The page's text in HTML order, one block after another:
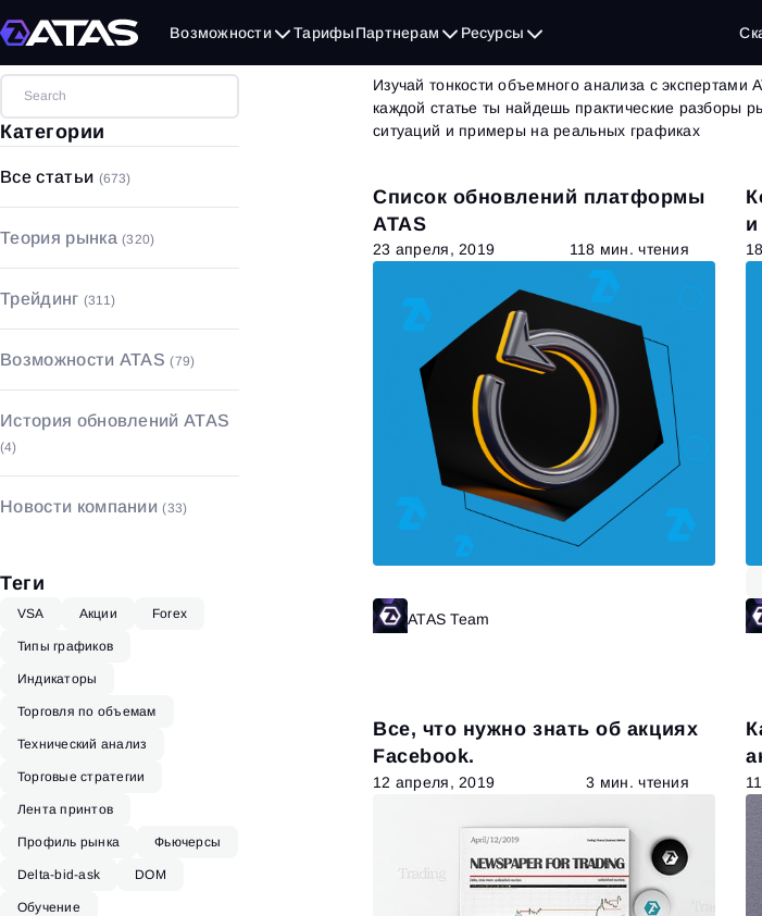
Возможности ТарифыПартнерам Ресурсы
Блог| страница 42 из 62
Изучай тонкости объемного анализа с экспертами
каждой статье ты найдешь практические разборы
ситуаций и примеры на реальных графиках
Категории
Все статьи (673)
Теория рынка(320)
Фундаментальный анализ
Основы рынка(164)
Трейдинг (311)
Управление капиталом с
рисками
Возможности ATAS(79)
Индикаторы(52)
Биржевой стакан(4)
История обновлений ATAS
(4)
Новости компании(33)
Теги
VSA Акции Forex
Типы графиков
Индикаторы
Торговля по объемам
Технический анализ
Торговые стратегии
Лента принтов
Профиль рынка Фьючерсы
Delta-bid-ask DOM
Обучение
Список обновлений платформы
ATAS
23 апреля, 2019 118 мин. чтения
ATAS Team
Все, что нужно знать об акциях
Facebook.
12 апреля, 2019 3 мин. чтения